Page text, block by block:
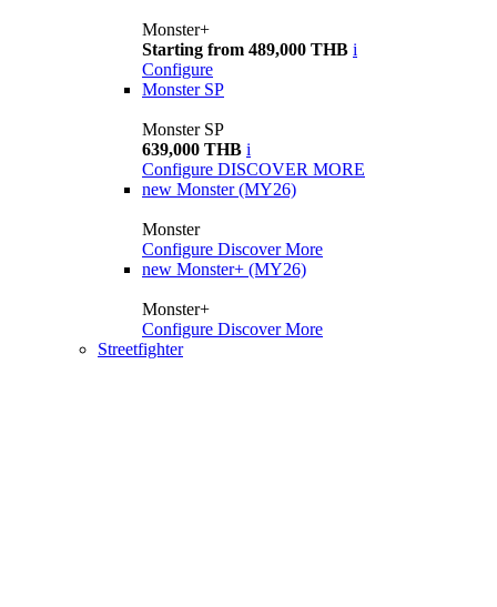
Monster+
Starting from 489,000 THB i
Configure
Monster SP
Monster SP
639,000 THB i
Configure DISCOVER MORE
new Monster (MY26)
Monster
Configure Discover More
new Monster+ (MY26)
Monster+
Configure Discover More
Streetfighter